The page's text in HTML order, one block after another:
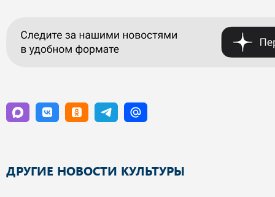
ДРУГИЕ НОВОСТИ КУЛЬТУРЫ